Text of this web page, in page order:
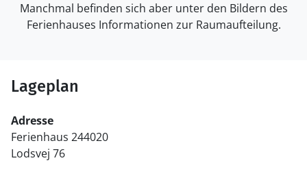
Manchmal befinden sich aber unter den Bildern des
Ferienhauses Informationen zur Raumaufteilung.
Lageplan
Adresse
Ferienhaus 244020
Lodsvej 76